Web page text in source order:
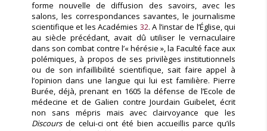
forme nouvelle de diffusion des savoirs, avec les
salons, les correspondances savantes, le journalisme
scientifique et les Académies 32. A l’instar de l’Église, qui
au siècle précédant, avait dû utiliser le vernaculaire
dans son combat contre l’« hérésie », la Faculté face aux
polémiques, à propos de ses privilèges institutionnels
ou de son infaillibilité scientifique, sait faire appel à
l’opinion dans une langue qui lui est familière. Pierre
Burée, déjà, prenant en 1605 la défense de l’Ecole de
médecine et de Galien contre Jourdain Guibelet, écrit
non sans mépris mais avec clairvoyance que les
Discoursde celui-ci ont été bien accueillis parce qu’ils